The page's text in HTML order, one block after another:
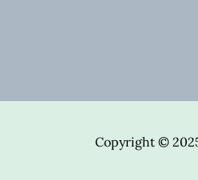
Copyright ©